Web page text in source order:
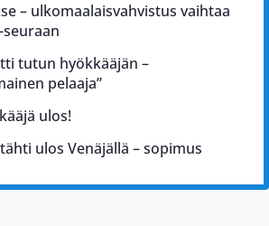
– ulkomaalaisvahvistus vaihtaa
tutun hyökkääjän –
pelaaja”
ulos!
ulos Venäjällä – sopimus